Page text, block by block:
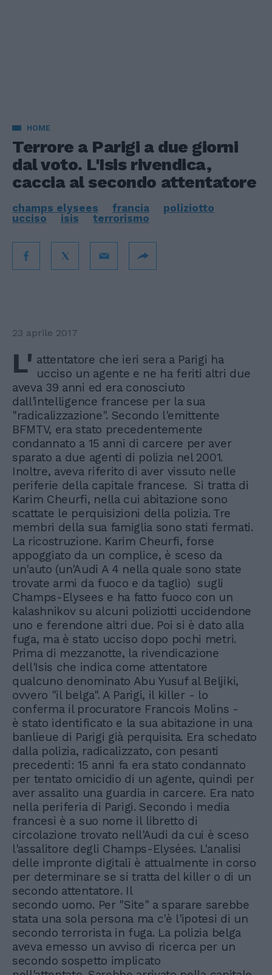
HOME
Terrore a Parigi a due giorni
dal voto. L'Isis rivendica,
caccia al secondo attentatore
champs elysees francia
poliziotto
ucciso
isis terrorismo
23 aprile 2017
L' attentatore che ieri sera a Parigi ha
ucciso un agente e ne ha feriti altri due
aveva 39 anni ed era conosciuto
dall'intelligence francese per la sua
"radicalizzazione". Secondo l'emittente
BFMTV, era stato precedentemente
condannato a 15 anni di carcere per aver
sparato a due agenti di polizia nel 2001.
Inoltre, aveva riferito di aver vissuto nelle
periferie della capitale francese. Si tratta di
Karim Cheurfi, nella cui abitazione sono
scattate le perquisizioni della polizia. Tre
membri della sua famiglia sono stati fermati.
La ricostruzione. Karim Cheurfi, forse
appoggiato da un complice, è sceso da
un'auto (un'Audi A 4 nella quale sono state
trovate armi da fuoco e da taglio) sugli
Champs-Elysees e ha fatto fuoco con un
kalashnikov su alcuni poliziotti uccidendone
uno e ferendone altri due. Poi si è dato alla
fuga, ma è stato ucciso dopo pochi metri.
Prima di mezzanotte, la rivendicazione
dell'Isis che indica come attentatore
qualcuno denominato Abu Yusuf al Beljiki,
ovvero "il belga". A Parigi, il killer - lo
conferma il procuratore Francois Molins -
è stato identificato e la sua abitazione in una
banlieue di Parigi già perquisita. Era schedato
dalla polizia, radicalizzato, con pesanti
precedenti: 15 anni fa era stato condannato
per tentato omicidio di un agente, quindi per
aver assalito una guardia in carcere. Era nato
nella periferia di Parigi. Secondo i media
francesi è a suo nome il libretto di
circolazione trovato nell'Audi da cui è sceso
l'assalitore degli Champs-Elysées. L'analisi
delle impronte digitali è attualmente in corso
per determinare se si tratta del killer o di un
secondo attentatore. Il
secondo uomo. Per "Site" a sparare sarebbe
stata una sola persona ma c'è l'ipotesi di un
secondo terrorista in fuga. La polizia belga
aveva emesso un avviso di ricerca per un
secondo sospetto implicato